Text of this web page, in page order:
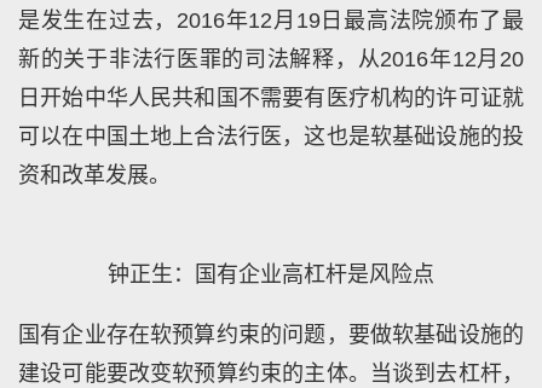
是发生在过去，2016年12月19日最高法院颁布了最
新的关于非法行医罪的司法解释，从2016年12月20
日开始中华人民共和国不需要有医疗机构的许可证就
可以在中国土地上合法行医，这也是软基础设施的投
资和改革发展。
钟正生：国有企业高杠杆是风险点
国有企业存在软预算约束的问题，要做软基础设施的
建设可能要改变软预算约束的主体。当谈到去杠杆，